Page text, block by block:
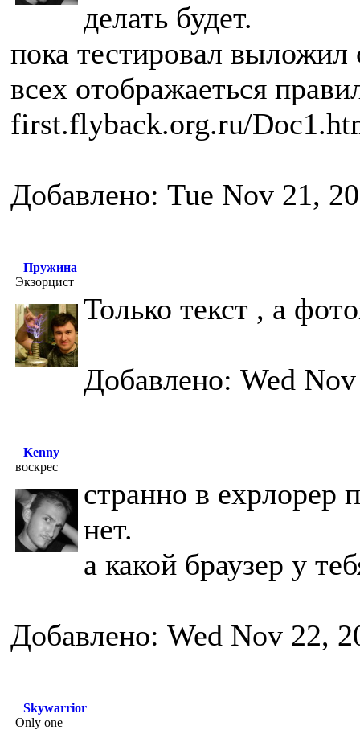
делать будет.
пока тестировал выложил
всех отображаеться
first.flyback.org.ru/
Добавлено: Tue Nov 21,
Пружина
Экзорцист
Только текст , а
Добавлено: Wed
Kenny
воскрес
странно в ехрлорер
нет.
а какой браузер у
Добавлено: Wed Nov 22,
Skywarrior
Only one